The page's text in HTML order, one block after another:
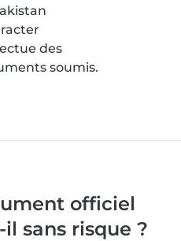
des
soumis.
officiel
sans risque ?